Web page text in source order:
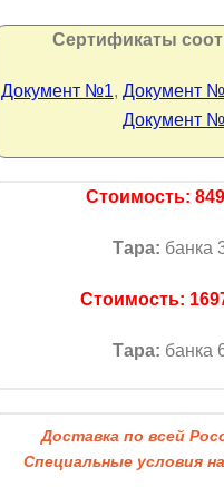
Сертификаты
Документ №1, Документ
Документ
Стоимость:
Тара: банка
Стоимость:
Тара: банка
Доставка по всей
Специальные условия на